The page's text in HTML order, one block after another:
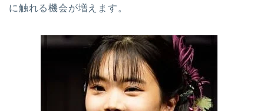
に触れる機会が増えます。